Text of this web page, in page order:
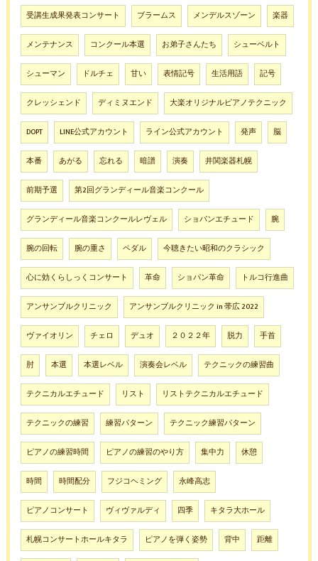
受講生成果発表コンサート ブラームス メンデルスゾーン 楽器
メンテナンス コンクール本選 お弟子さんたち シューベルト
シューマン ドルチェ 甘い 表情記号 生活用語 記号
クレッシェンド ディミヌエンド 大楽オリジナルピアノテクニック
DOPT LINE公式アカウント ライン公式アカウント 発声 脳
本番 あがる 忘れる 暗譜 演奏 井関楽器札幌
前期予選 第2回グランディール音楽コンクール
グランディール音楽コンクールレヴェル ショパンエチュード 腕
腕の回転 腕の重さ ペダル 今聴きたい昭和のクラシック
心に効くらしっくコンサート 革命 ショパン革命 トルコ行進曲
アンサンブルクリニック アンサンブルクリニック in 帯広 2022
ヴァイオリン チェロ デュオ ２０２２年 脱力 手首
肘 本選 本選レベル 演奏会レベル テクニックの練習曲
テクニカルエチュード リスト リストテクニカルエチュード
テクニックの練習 練習パターン テクニック練習パターン
ピアノの練習時間 ピアノの練習のやり方 集中力 休憩
時間 時間配分 フジコヘミング 永峰高志
ピアノコンサート ヴィヴァルディ 四季 キタラ大ホール
札幌コンサートホールキタラ ピアノを弾く姿勢 背中 距離